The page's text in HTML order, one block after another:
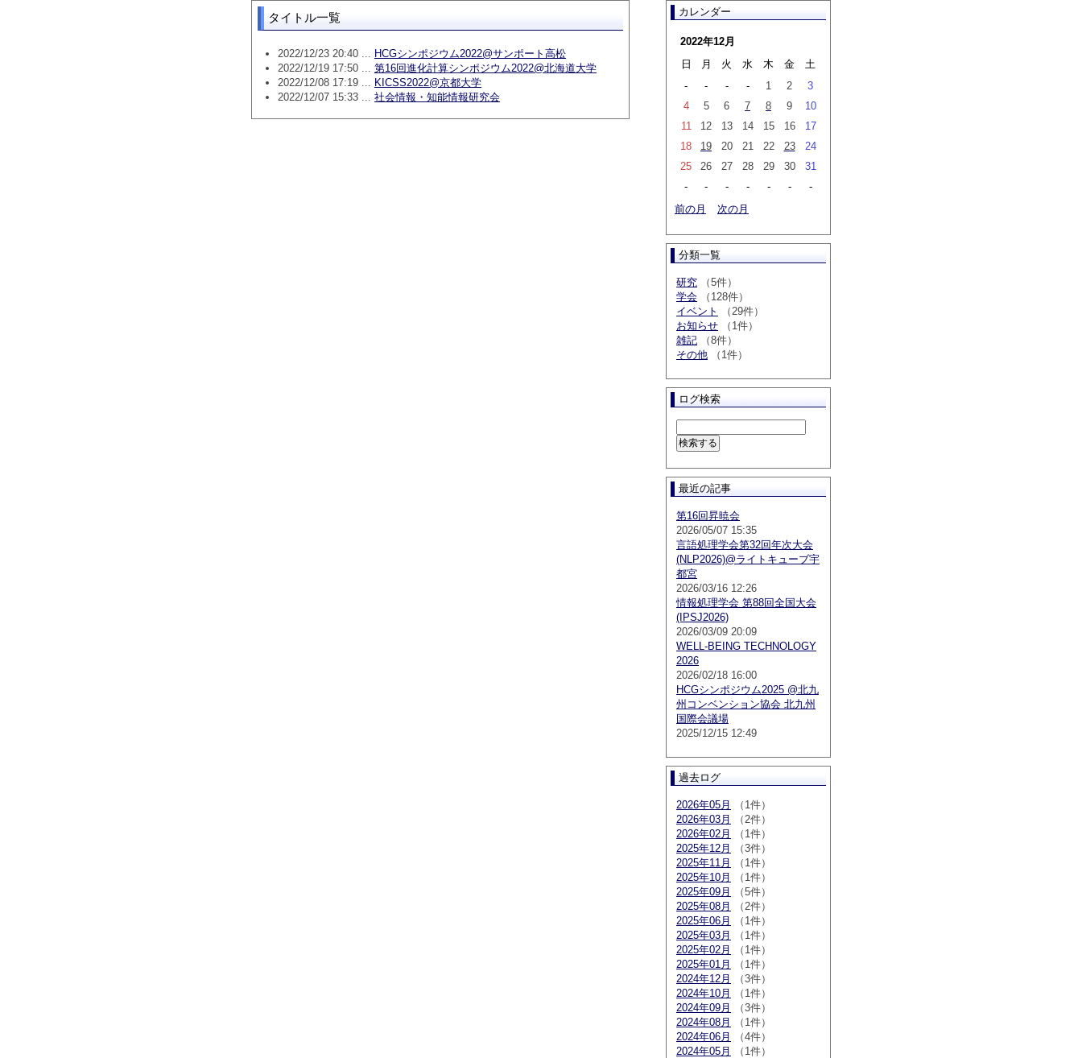
タイトル一覧
2022/12/23 20:40 ... HCGシンポジウム2022@サンポート高松
2022/12/19 17:50 ... 第16回進化計算シンポジウム2022@北海道大学
2022/12/08 17:19 ... KICSS2022@京都大学
2022/12/07 15:33 ... 社会情報・知能情報研究会
カレンダー
2022年12月
日
月 火 水 木 金
土
-
- - - 1 2
3
4
5 6 7 8 9
10
11
12 13 14 15 16
17
18
19 20 21 22 23
24
25
26 27 28 29 30
31
-
- - - - -
-
前の月
次の月
分類一覧
研究 （5件）
学会 （128件）
イベント
（29件）
お知らせ （1件）
雑記 （8件）
その他 （1件）
ログ検索
最近の記事
第16回昇暁会
2026/05/07 15:35
言語処理学会第32回年次大会
(NLP2026)@ライトキューブ宇
都宮
2026/03/16 12:26
情報処理学会 第88回全国大会
(IPSJ2026)
2026/03/09 20:09
WELL-BEING TECHNOLOGY
2026
2026/02/18 16:00
HCGシンポジウム2025 @北九
州コンベンション協会 北九州
国際会議場
2025/12/15 12:49
過去ログ
2026年05月
（1件）
2026年03月
（2件）
2026年02月
（1件）
2025年12月
（3件）
2025年11月
（1件）
2025年10月
（1件）
2025年09月
（5件）
2025年08月
（2件）
2025年06月
（1件）
2025年03月
（1件）
2025年02月
（1件）
2025年01月
（1件）
2024年12月
（3件）
2024年10月
（1件）
2024年09月
（3件）
2024年08月
（1件）
2024年06月
（4件）
2024年05月
（1件）